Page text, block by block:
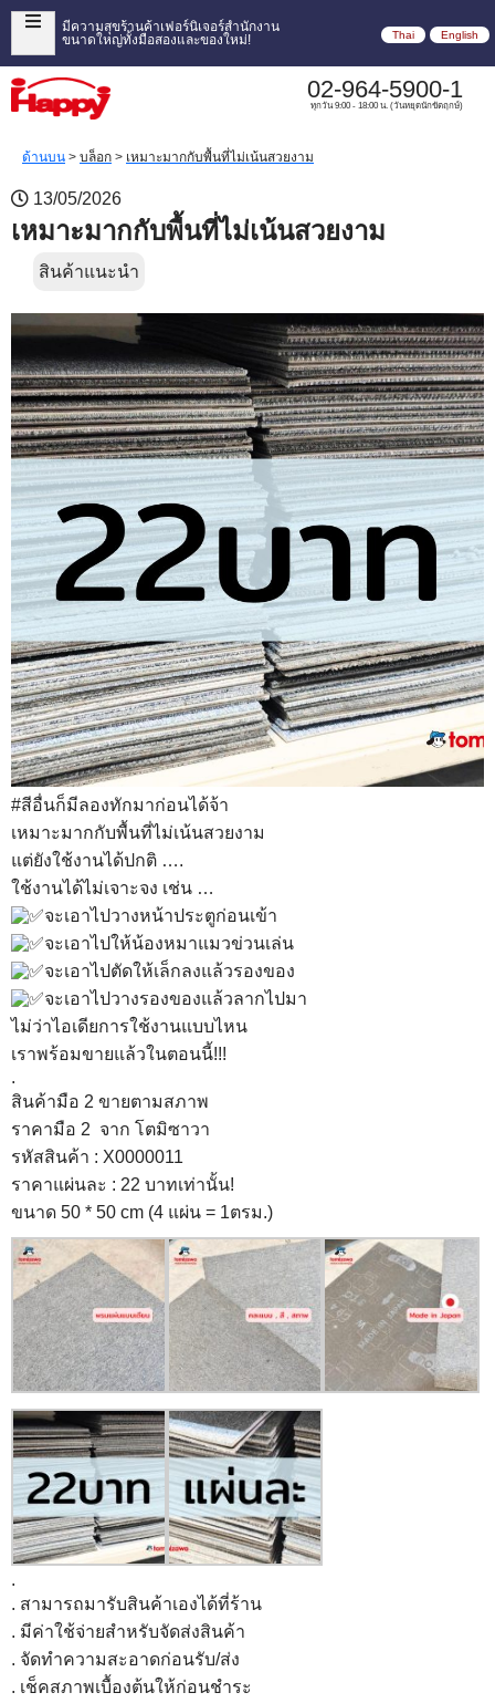
มีความสุขร้านค้าเฟอร์นิเจอร์สำนักงาน
ขนาดใหญ่ทั้งมือสองและของใหม่!
Thai English
02-964-5900-1
ทุกวัน 9:00 - 18:00 น. (วันหยุดนักขัตฤกษ์)
ด้านบน > บล็อก > เหมาะมากกับพื้นที่ไม่เน้นสวยงาม
13/05/2026
เหมาะมากกับพื้นที่ไม่เน้นสวยงาม
สินค้าแนะนำ
#สีอื่นก็มีลองทักมาก่อนได้จ้า
เหมาะมากกับพื้นที่ไม่เน้นสวยงาม
แต่ยังใช้งานได้ปกติ ….
ใช้งานได้ไม่เจาะจง เช่น …
จะเอาไปวางหน้าประตูก่อนเข้า
จะเอาไปให้น้องหมาแมวข่วนเล่น
จะเอาไปตัดให้เล็กลงแล้วรองของ
จะเอาไปวางรองของแล้วลากไปมา
ไม่ว่าไอเดียการใช้งานแบบไหน
เราพร้อมขายแล้วในตอนนี้!!!
.
สินค้ามือ 2 ขายตามสภาพ
ราคามือ 2 จาก โตมิซาวา
รหัสสินค้า : X0000011
ราคาแผ่นละ : 22 บาทเท่านั้น!
ขนาด 50 * 50 cm (4 แผ่น = 1ตรม.)
.
. สามารถมารับสินค้าเองได้ที่ร้าน
. มีค่าใช้จ่ายสำหรับจัดส่งสินค้า
. จัดทำความสะอาดก่อนรับ/ส่ง
. เช็คสภาพเบื้องต้นให้ก่อนชำระ